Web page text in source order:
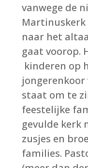
vanwege de
Martinuskerk
naar het
gaat voorop.
kinderen op
staat om te
feestelijke
gevulde kerk
zusjes en
families.